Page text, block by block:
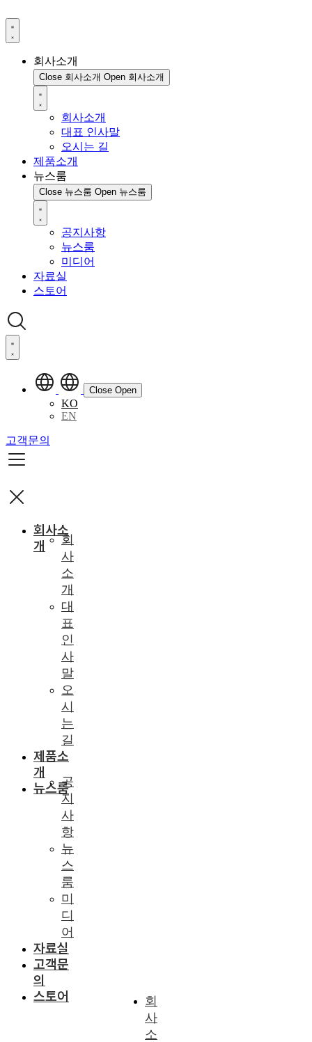
회사소개
Close 회사소개 Open 회사소개
회사소개
대표 인사말
오시는 길
제품소개
뉴스룸
Close 뉴스룸 Open 뉴스룸
공지사항
뉴스룸
미디어
자료실
스토어
Close Open
KO
EN
고객문의
회사소
개
회
사
소
개
대
표
인
사
말
오
시
는
길
제품소
개
뉴스룸
공
지
사
항
뉴
스
룸
미
디
어
자료실
고객문
의
스토어
회
사
소